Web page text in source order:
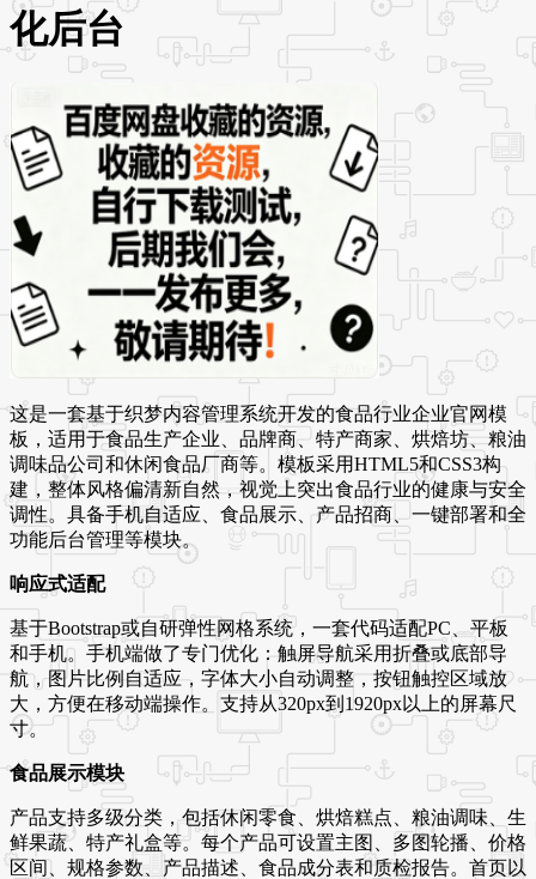
化后台
这是一套基于织梦内容管理系统开发的食品行业企业官网模
板，适用于食品生产企业、品牌商、特产商家、烘焙坊、粮油
调味品公司和休闲食品厂商等。模板采用HTML5和CSS3构
建，整体风格偏清新自然，视觉上突出食品行业的健康与安全
调性。具备手机自适应、食品展示、产品招商、一键部署和全
功能后台管理等模块。
响应式适配
基于Bootstrap或自研弹性网格系统，一套代码适配PC、平板
和手机。手机端做了专门优化：触屏导航采用折叠或底部导
航，图片比例自适应，字体大小自动调整，按钮触控区域放
大，方便在移动端操作。支持从320px到1920px以上的屏幕尺
寸。
食品展示模块
产品支持多级分类，包括休闲零食、烘焙糕点、粮油调味、生
鲜果蔬、特产礼盒等。每个产品可设置主图、多图轮播、价格
区间、规格参数、产品描述、食品成分表和质检报告。首页以